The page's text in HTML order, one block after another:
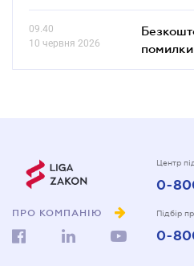
09.40
10 червня 2026
ПРО КОМПАНІЮ
Центр
0-
Підбір
0-